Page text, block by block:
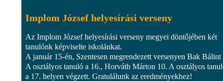
Implom József helyesírási verseny
Az Implom József helyesírási verseny megyei döntőjében két
tanulónk képviselte iskolánkat.
A január 15-én, Szentesen megrendezett versenyen Bak Bálint
A osztályos tanuló a 16., Horváth Márton 10. A osztályos
a 17. helyen végzett. Gratulálunk az eredményekhez!